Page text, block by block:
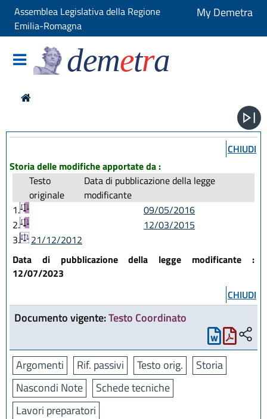
Assemblea Legislativa della Regione
Emilia-Romagna
My Demetra
demetra
CHIUDI
Storia delle modifiche apportate da :
Testo
originale
Data di pubblicazione della legge
modificante
1.
09/05/2016
2.
12/03/2015
3.
21/12/2012
Data di pubblicazione della legge modificante :
12/07/2023
CHIUDI
Documento vigente:Testo Coordinato
Argomenti Rif. passivi Testo orig.
Storia
Nascondi Note
Schede tecniche
Lavori preparatori